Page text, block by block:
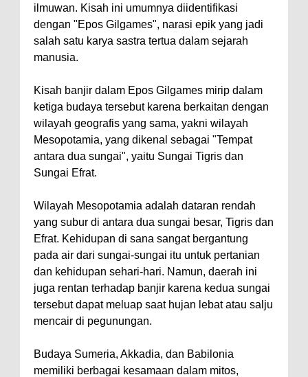
ilmuwan. Kisah ini umumnya diidentifikasi
dengan "Epos Gilgames", narasi epik yang jadi
salah satu karya sastra tertua dalam sejarah
manusia.
Kisah banjir dalam Epos Gilgames mirip dalam
ketiga budaya tersebut karena berkaitan dengan
wilayah geografis yang sama, yakni wilayah
Mesopotamia, yang dikenal sebagai "Tempat
antara dua sungai", yaitu Sungai Tigris dan
Sungai Efrat.
Wilayah Mesopotamia adalah dataran rendah
yang subur di antara dua sungai besar, Tigris dan
Efrat. Kehidupan di sana sangat bergantung
pada air dari sungai-sungai itu untuk pertanian
dan kehidupan sehari-hari. Namun, daerah ini
juga rentan terhadap banjir karena kedua sungai
tersebut dapat meluap saat hujan lebat atau salju
mencair di pegunungan.
Budaya Sumeria, Akkadia, dan Babilonia
memiliki berbagai kesamaan dalam mitos,